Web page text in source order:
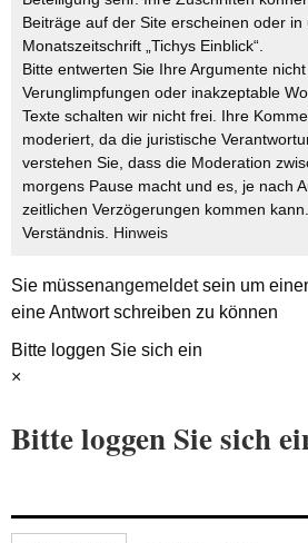
Beiträge auf der Site erscheinen oder in
Monatszeitschrift „Tichys Einblick“.
Bitte entwerten Sie Ihre Argumente
Verunglimpfungen oder inakzeptable
Texte schalten wir nicht frei. Ihre
moderiert, da die juristische
verstehen Sie, dass die Moderation
morgens Pause macht und es, je nach
zeitlichen Verzögerungen kommen
Verständnis. Hinweis
Sie müssenangemeldetsein um
eine Antwort schreiben zu können
Bitte loggen Sie sich ein
×
Bitte loggen Sie sich